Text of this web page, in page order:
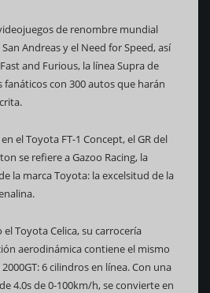
de renombre mundial
Andreas y el Need for Speed, así
and Furious, la línea Supra de
fanáticos con 300 autos que harán
el Toyota FT-1 Concept, el GR del
se refiere a Gazoo Racing, la
la marca Toyota: la excelsitud de la
Toyota Celica, su carrocería
aerodinámica contiene el mismo
6 cilindros en línea. Con una
4.0s de 0-100km/h, se convierte en